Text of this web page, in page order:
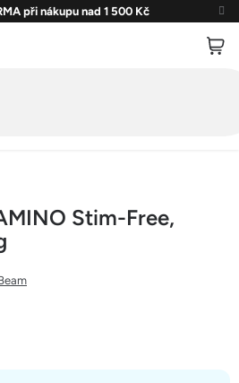
při nákupu nad 1 500 Kč
Stim-Free,